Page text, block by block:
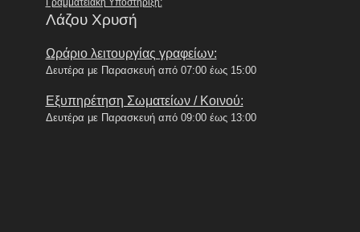
Λάζου Χρυσή
Ωράριο λειτουργίας γραφείων:
Δευτέρα με Παρασκευή από 07:00 έως 15:00
Εξυπηρέτηση Σωματείων / Κοινού:
Δευτέρα με Παρασκευή από 09:00 έως 13:00